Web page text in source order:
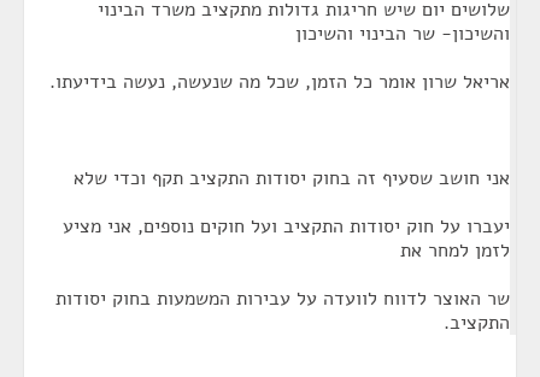
שלושים יום שיש חריגות גדולות מתקציב משרד הבינוי
והשיכון- שר הבינוי והשיכון
אריאל שרון אומר כל הזמן, שכל מה שנעשה, נעשה בידיעתו.
אני חושב שסעיף זה בחוק יסודות התקציב תקף וכדי שלא
יעברו על חוק יסודות התקציב ועל חוקים נוספים, אני מציע
לזמן למחר את
שר האוצר לדווח לוועדה על עבירות המשמעות בחוק יסודות
התקציב.